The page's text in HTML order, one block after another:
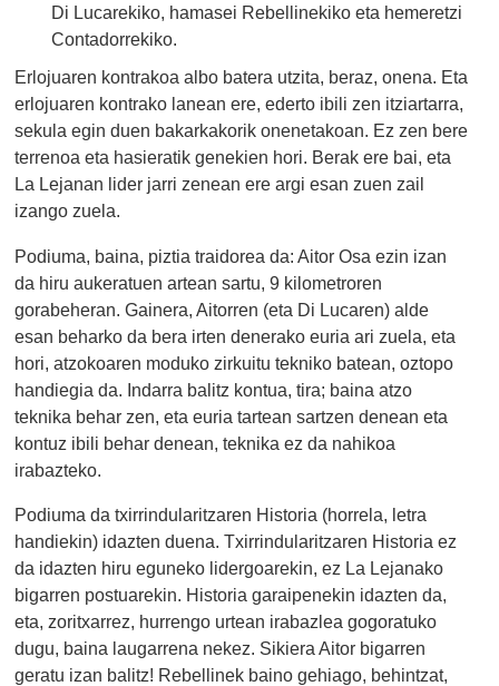
Di Lucarekiko, hamasei Rebellinekiko eta hemeretzi
Contadorrekiko.
Erlojuaren kontrakoa albo batera utzita, beraz, onena. Eta
erlojuaren kontrako lanean ere, ederto ibili zen itziartarra,
sekula egin duen bakarkakorik onenetakoan. Ez zen bere
terrenoa eta hasieratik genekien hori. Berak ere bai, eta
La Lejanan lider jarri zenean ere argi esan zuen zail
izango zuela.
Podiuma, baina, piztia traidorea da: Aitor Osa ezin izan
da hiru aukeratuen artean sartu, 9 kilometroren
gorabeheran. Gainera, Aitorren (eta Di Lucaren) alde
esan beharko da bera irten denerako euria ari zuela, eta
hori, atzokoaren moduko zirkuitu tekniko batean, oztopo
handiegia da. Indarra balitz kontua, tira; baina atzo
teknika behar zen, eta euria tartean sartzen denean eta
kontuz ibili behar denean, teknika ez da nahikoa
irabazteko.
Podiuma da txirrindularitzaren Historia (horrela, letra
handiekin) idazten duena. Txirrindularitzaren Historia ez
da idazten hiru eguneko lidergoarekin, ez La Lejanako
bigarren postuarekin. Historia garaipenekin idazten da,
eta, zoritxarrez, hurrengo urtean irabazlea gogoratuko
dugu, baina laugarrena nekez. Sikiera Aitor bigarren
geratu izan balitz! Rebellinek baino gehiago, behintzat,